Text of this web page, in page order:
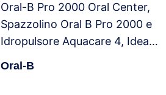
Oral-B Pro 2000 Oral Center,
Spazzolino Oral B Pro 2000 e
Idropulsore Aquacare 4, Idea
Oral-B